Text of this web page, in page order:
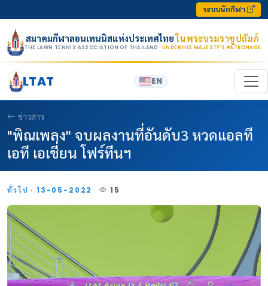
ระบบนักกีฬา
สมาคมกีฬาลอนเทนนิสแห่งประเทศไทยในพระบรมราชูปถัมภ์
THE LAWN TENNIS ASSOCIATION OF THAILAND · UNDER HIS MAJESTY’S PATRONAGE
LTAT EN
ข่าวสาร
"พิณเพลง" จบผลงานที่อันดับ3 หวดแอลที
เอที เอเชี่ยน โฟร์ทีนฯ
ทั่วไป · 13-05-2022 15